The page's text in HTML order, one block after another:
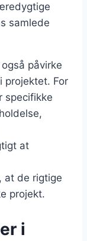
samlede
påvirke
projektet. For
specifikke
at
at de rigtige
projekt.
i